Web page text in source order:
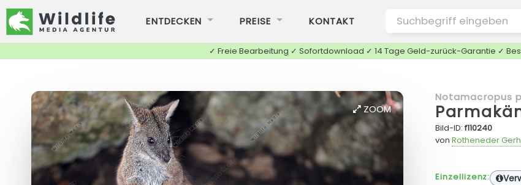
ENTDECKEN PREISE KONTAKT
✓ Freie Bearbeitung ✓ Sofortdownload ✓ 14 Tage Geld-zurück-Garantie ✓
ZOOM
Notamacropus
Bild-ID:f110240
von Rotheneder
Einzellizenz: